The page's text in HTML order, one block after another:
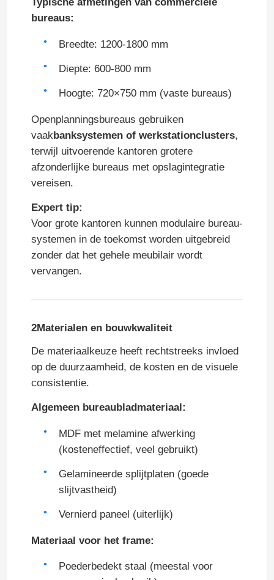
Fabriekstocht
Neem contact met ons op
Nieuws
Gevallen
Blog
Bureau Werkstation Bureaus
Het Regelbare Bureau van de bureauhoogte
de stoel van het netwerkbureau
Hotel slaapkamer sets
Kantoor houten archiefkasten
de lijst van de bureauconferentie
bureaus:
Breedte: 1200-1800 mm
Diepte: 600-800 mm
Hoogte: 720×750 mm (vaste bureaus)
Openplanningsbureaus gebruiken
vaakbanksystemen of werkstationclusters,
terwijl uitvoerende kantoren grotere
afzonderlijke bureaus met opslagintegratie
vereisen.
Expert tip:
Voor grote kantoren kunnen modulaire bureau-
systemen in de toekomst worden uitgebreid
zonder dat het gehele meubilair wordt
vervangen.
2Materialen en bouwkwaliteit
De materiaalkeuze heeft rechtstreeks invloed
op de duurzaamheid, de kosten en de visuele
consistentie.
Algemeen bureaubladmateriaal:
MDF met melamine afwerking
(kosteneffectief, veel gebruikt)
Gelamineerde splijtplaten (goede
slijtvastheid)
Vernierd paneel (uiterlijk)
Materiaal voor het frame:
Poederbedekt staal (meestal voor